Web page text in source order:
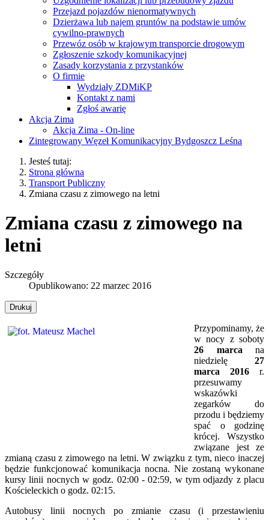
Przejazd pojazdów nienormatywnych
Dzierżawa lub najem gruntów na podstawie umów
cywilno-prawnych
Przewóz osób w krajowym transporcie drogowym
Zgłoszenie szkody komunikacyjnej
Zasady korzystania z przystanków
O firmie
Wydziały ZDMiKP
Kontakt z nami
Zgłoś awarię
Akcja Zima
Akcja Zima - On-line
Zintegrowany Węzeł Komunikacyjny Bydgoszcz Leśna
Jesteś tutaj:
Strona główna
Transport Publiczny
Zmiana czasu z zimowego na letni
Zmiana czasu z zimowego na
letni
Szczegóły
Opublikowano: 22 marzec 2016
Drukuj
Przypominamy, że
w nocy z soboty
26 marca na
niedzielę 27
marca 2016 r.
przesuwamy
wskazówki
zegarków do
przodu i będziemy
spać o godzinę
krócej. Wszystko
związane jest ze
zmianą czasu z zimowego na letni. W związku z tym, nieco inaczej
będzie funkcjonować komunikacja nocna. Nie zostaną wykonane
kursy linii nocnych w godz. 02:00 - 02:59, w tym odjazdy z placu
Kościeleckich o godz. 02:15.
Autobusy linii nocnych po zmianie czasu (i przestawieniu